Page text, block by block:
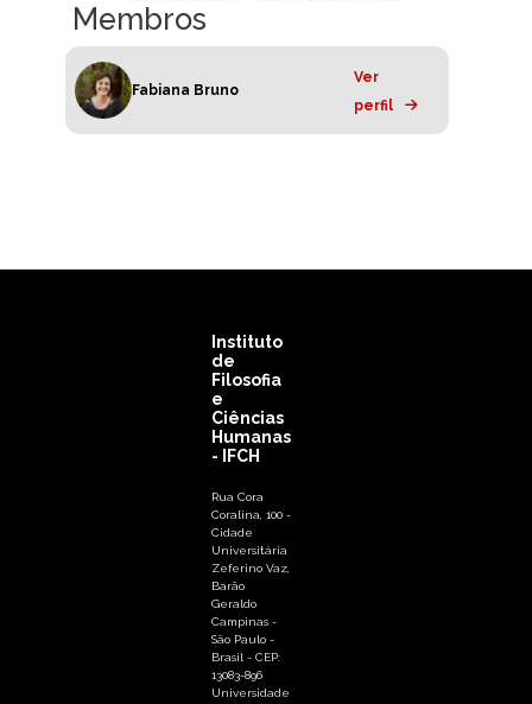
Membros
Fabiana Bruno
Ver
perfil
Instituto
de
Filosofia
e
Ciências
Humanas
- IFCH
Rua Cora
Coralina, 100 -
Cidade
Universitária
Zeferino Vaz,
Barão
Geraldo
Campinas -
São Paulo -
Brasil - CEP:
13083-896
Universidade